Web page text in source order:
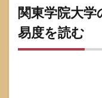
よく
ある
質問
関東学院大
易度を読む